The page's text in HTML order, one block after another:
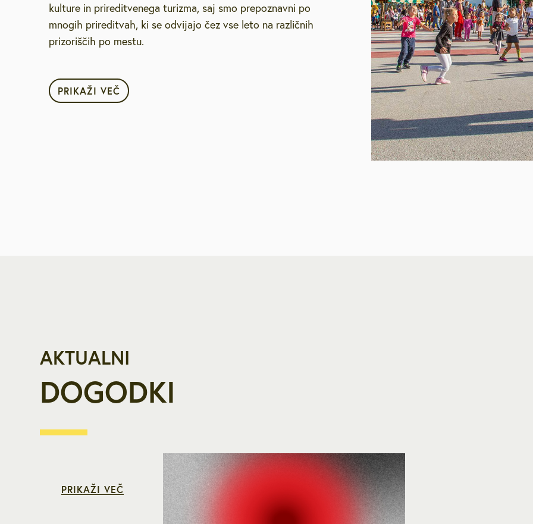
kulture in prireditvenega turizma, saj smo prepoznavni po
mnogih prireditvah, ki se odvijajo čez vse leto na različnih
prizoriščih po mestu.
PRIKAŽI VEČ
AKTUALNI
DOGODKI
PRIKAŽI VEČ